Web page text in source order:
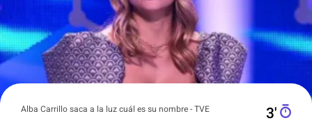
Alba Carrillo saca a la luz cuál es su nombre - TVE 3′